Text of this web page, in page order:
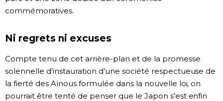
commémoratives.
Ni regrets ni excuses
Compte tenu de cet arrière-plan et de la promesse
solennelle d’instauration d’une société respectueuse de
la fierté des Aïnous formulée dans la nouvelle loi, on
pourrait être tenté de penser que le Japon s’est enfin